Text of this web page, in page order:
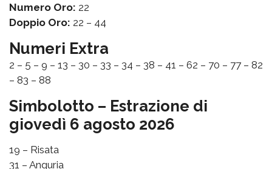
Numero Oro: 22
Doppio Oro: 22 – 44
Numeri Extra
2 – 5 – 9 – 13 – 30 – 33 – 34 – 38 – 41 – 62 – 70 – 77 – 82
– 83 – 88
Simbolotto – Estrazione di
giovedì 6 agosto 2026
19 – Risata
31 – Anguria